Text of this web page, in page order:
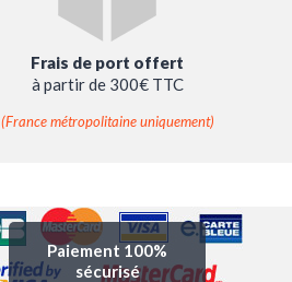
Frais de port offert
à partir de 300€ TTC
(France métropolitaine uniquement)
Paiement 100%
sécurisé